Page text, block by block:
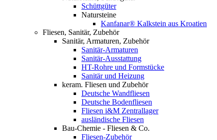
Schüttgüter
Natursteine
Kanfanar® Kalkstein aus Kroatien
Fliesen, Sanitär, Zubehör
Sanitär, Armaturen, Zubehör
Sanitär-Armaturen
Sanitär-Ausstattung
HT-Rohre und Formstücke
Sanitär und Heizung
keram. Fliesen und Zubehör
Deutsche Wandfliesen
Deutsche Bodenfliesen
Fliesen i&M Zentrallager
ausländische Fliesen
Bau-Chemie - Fliesen & Co.
Fliesen-Zubehör